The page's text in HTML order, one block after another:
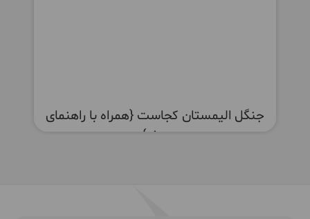
جنگل الیمستان کجاست {همراه با راهنمای
سفر}